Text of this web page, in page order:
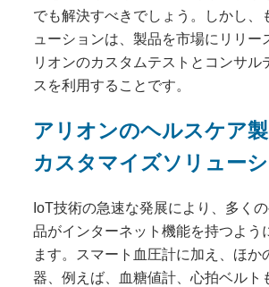
でも解決すべきでしょう。しかし、
ューションは、製品を市場にリリー
リオンのカスタムテストとコンサル
スを利用することです。
アリオンのヘルスケア
カスタマイズソリュー
IoT技術の急速な発展により、多く
品がインターネット機能を持つよう
ます。スマート血圧計に加え、ほか
器、例えば、血糖値計、心拍ベルト